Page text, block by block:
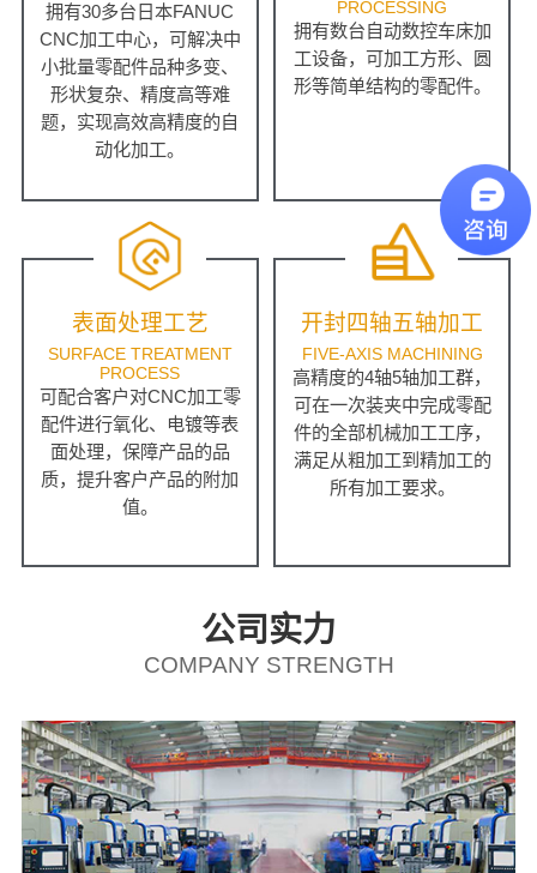
拥有30多台日本FANUC
CNC加工中心，可解决中
小批量零配件品种多变、
形状复杂、精度高等难
题，实现高效高精度的自
动化加工。
PROCESSING
拥有数台自动数控车床加
工设备，可加工方形、圆
形等简单结构的零配件。
表面处理工艺
SURFACE TREATMENT
PROCESS
可配合客户对CNC加工零
配件进行氧化、电镀等表
面处理，保障产品的品
质，提升客户产品的附加
值。
开封四轴五轴加工
FIVE-AXIS MACHINING
高精度的4轴5轴加工群，
可在一次装夹中完成零配
件的全部机械加工工序，
满足从粗加工到精加工的
所有加工要求。
公司实力
COMPANY STRENGTH